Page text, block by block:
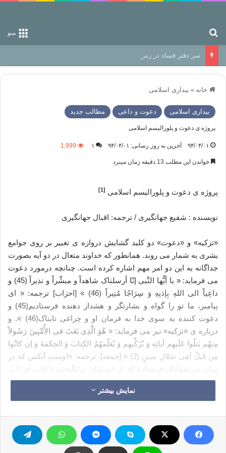
منو
سر دفتر فساد در زمین‌، دوری وکناره‌گیری از راه خداست‌!
خانه » بیداری اسلامی
بیداری اسلامی دعوت و داعی مطالب جدید
پروژه ی دعوت و پلورالیسم اسلامی
۹۴/۰۴/۰۱ آخرین به روز رسانی: ۹۴/۰۴/۰۱ ۱ 1,999
خواندن این مطلب 13 دقیقه زمان میبرد
پروژه ی دعوت و پلورالیسم اسلامی [1]
نویسنده : شفیع جهانگیری / ترجمه: اقبال جهانگیری
«تزکیه» و «دعوت» دو کلید گشایش دروازه ی تغییر بر روی جوامع
بشری به شمار می روند. همانطور که خداوند متعال در دو آیه بصورت
جداگانه به این دو امر مهم اشاره کرده است. چنانچه درمورد دعوت
می فرماید: « یا أیُّها النَّبی إنّا أرسلناک شاهداً و مبشِّراً و نذیراً (45) و
داعِیاً الی اللهِ بِإذنِهِ وَ سِرَاجًا مُنِیراً (46) » [احزاب] ترجمه: « ای
پیامبر، ما تو را گواه و بشارتگر و هشدار دهنده فرستادیم(45) و
دعوت کننده به سوی خدا به فرمان او و چراغی تابناک(46) ». و
درباره ی «تزکیه» نیز می فرماید: « هُوَ الَّذِی بَعَثَ فی الأُمِّیِینَ رَسُولاً
مِنهُم یَتلُوا عَلَیهِم آیاتِه وَ یُزَکِّیهِم وَ یُعَلّمهُمُ الکِتابَ وَ الحِکمَةَ وَ إن کانُوا
مِن قَبلُ لَفِی ضَلالٍ مبینٍ (2) » [جمعه]. ترجمه: «اوست آنکس که در
میان بی سوادان فرستاده ای از خودشان برانگیخت تا آیات او را بر
آنان بخواند و پاکشان گرداند و کتاب حکمت بدیشان بیاموزد و [آنان]
قطعاً پیش از آن در گمراهی آشکاری بودند.»
در پرتو آیات یاد شده می توان گفت که «تزکیه»، مرحله ای است که
باید قبل از «تعلیم» طی شود. اگر دل را چون زمینی بایر متصور
شویم، تزکیه برای آن به مثابه ی شخم زدن است تا هموار گردد و بذر
نمایش بیشتر